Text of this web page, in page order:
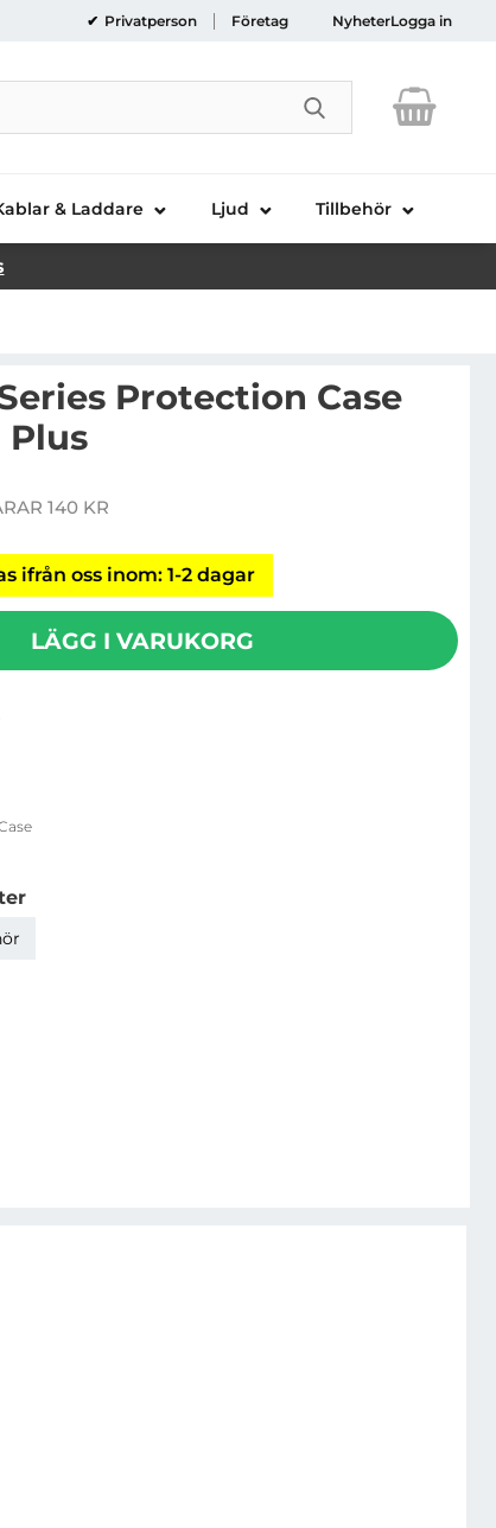
Privatperson Företag NyheterLogga in
Genomför
& Laddare Ljud Tillbehör
Protection Case
Plus
140 KR
ifrån oss inom: 1-2 dagar
LÄGG I VARUKORG